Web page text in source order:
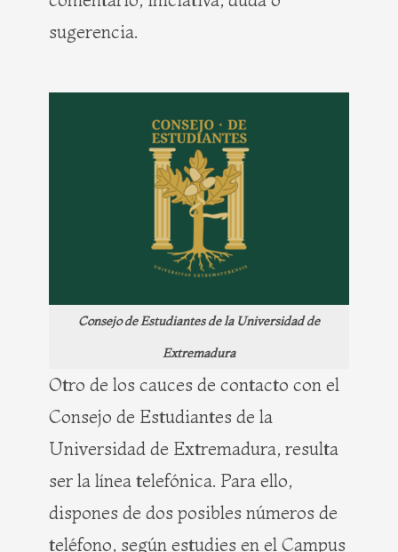
sugerencia.
Consejo de Estudiantes de la Universidad de
Extremadura
Otro de los cauces de contacto con el
Consejo de Estudiantes de la
Universidad de Extremadura, resulta
ser la línea telefónica. Para ello,
dispones de dos posibles números de
teléfono, según estudies en el Campus